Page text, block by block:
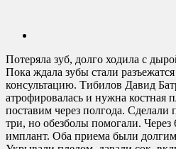
Потеряла зуб, долго ходила с
Пока ждала зубы стали
консультацию. Тибилов Давид
атрофировалась и нужна костная
поставим через полгода. Сделали
три, но обезболы помогали. Через
имплант. Оба приема были